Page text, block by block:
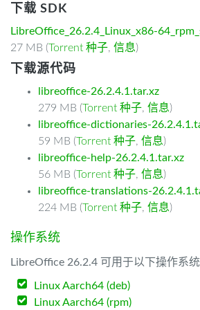
下载 SDK
LibreOffice_26.2.4_Linux_x86-
27 MB (Torrent 种子, 信息)
下载源代码
libreoffice-26.2.4.1.tar.xz
279 MB (Torrent 种子, 信息)
libreoffice-dictionaries-
59 MB (Torrent 种子, 信息)
libreoffice-help-26.2.4.1.tar.xz
56 MB (Torrent 种子, 信息)
libreoffice-translations-
224 MB (Torrent 种子, 信息)
操作系统
LibreOffice 26.2.4 可用于以下操作系
Linux Aarch64 (deb)
Linux Aarch64 (rpm)